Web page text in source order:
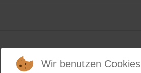
Wir benutzen Cookies